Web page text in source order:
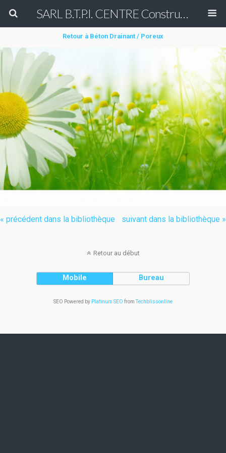
SARL B.T.P.I. CENTRE Construction et Rénovation de court de tennis en béton poreux Peinture entretien réparation nettoyage démoussage de terrain de tennis & Aménagement des allées de cimetière en béton poreux (béton drainant)
Retour à Béton Drainant / Poreux
« précédent dans la bibliothèque suivant dans la bibliothèque »
Retour au début
Mobile Bureau
SEO Powered by Platinum SEO fromTechblissonline